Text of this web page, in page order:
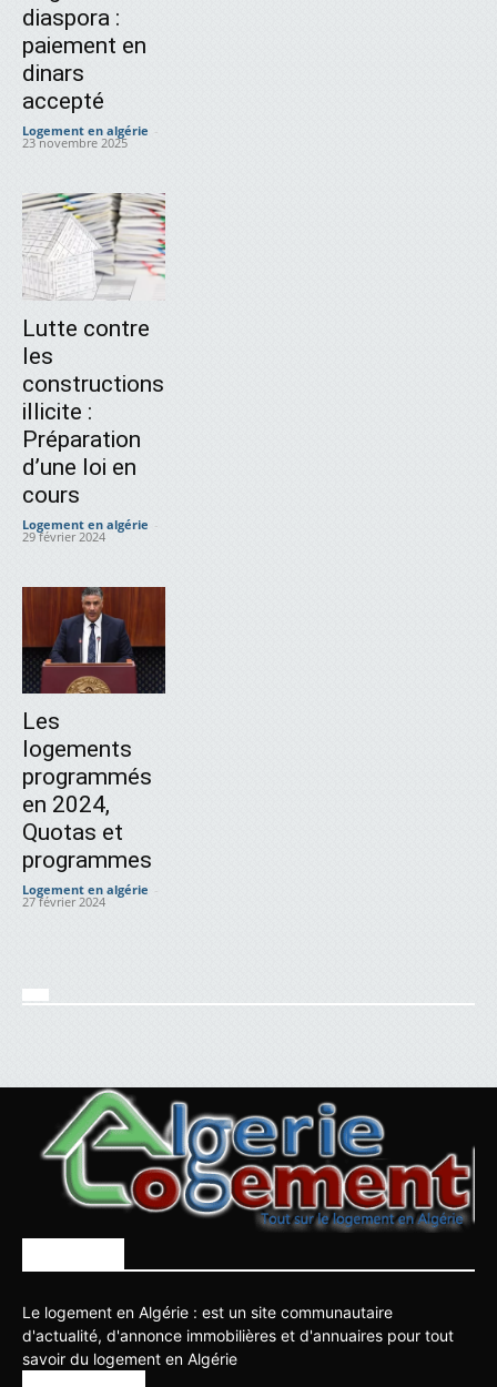
diaspora :
paiement en
dinars
accepté
Logement en algérie -
23 novembre 2025
Lutte contre
les
constructions
illicite :
Préparation
d’une loi en
cours
Logement en algérie -
29 février 2024
Les
logements
programmés
en 2024,
Quotas et
programmes
Logement en algérie -
27 février 2024
Le logement en Algérie : est un site communautaire
d'actualité, d'annonce immobilières et d'annuaires pour tout
savoir du logement en Algérie